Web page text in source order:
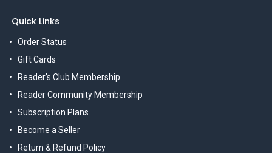
Quick Links
Order Status
Gift Cards
Reader's Club Membership
Reader Community Membership
Subscription Plans
Become a Seller
Return & Refund Policy